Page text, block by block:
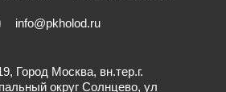
info@pkholod.ru
Город Москва, вн.тер.г.
округ Солнцево, ул